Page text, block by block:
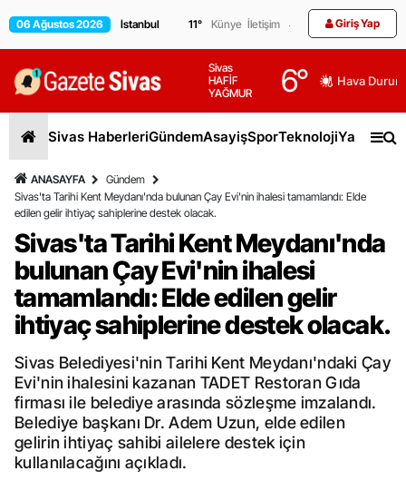
06 Ağustos 2026 11° Künye İletişim Giriş Yap
Sivas
HAFİF
YAĞMUR
6° Hava
Sivas HaberleriGündemAsayişSporTeknolojiYaşam
ANASAYFA
Gündem
Sivas'ta Tarihi Kent Meydanı'nda bulunan Çay Evi'nin ihalesi tamamlandı: Elde
edilen gelir ihtiyaç sahiplerine destek olacak.
Sivas'ta Tarihi Kent Meydanı'nda
bulunan Çay Evi'nin ihalesi
tamamlandı: Elde edilen gelir
ihtiyaç sahiplerine destek olacak.
Sivas Belediyesi'nin Tarihi Kent Meydanı'ndaki Çay
Evi'nin ihalesini kazanan TADET Restoran Gıda
firması ile belediye arasında sözleşme imzalandı.
Belediye başkanı Dr. Adem Uzun, elde edilen
gelirin ihtiyaç sahibi ailelere destek için
kullanılacağını açıkladı.